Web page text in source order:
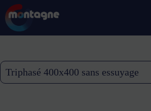
Triphasé 400x400 sans essuyage